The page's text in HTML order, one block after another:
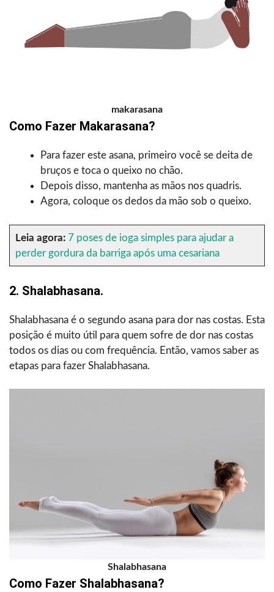
makarasana
Como Fazer Makarasana?
Para fazer este asana, primeiro você se deita de
bruços e toca o queixo no chão.
Depois disso, mantenha as mãos nos quadris.
Agora, coloque os dedos da mão sob o queixo.
Leia agora: 7 poses de ioga simples para ajudar a
perder gordura da barriga após uma cesariana
2. Shalabhasana.
Shalabhasana é o segundo asana para dor nas costas. Esta
posição é muito útil para quem sofre de dor nas costas
todos os dias ou com frequência. Então, vamos saber as
etapas para fazer Shalabhasana.
Shalabhasana
Como Fazer Shalabhasana?